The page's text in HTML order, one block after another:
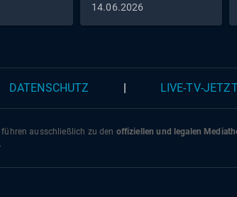
Curaçao
14.06.2026
DATENSCHUTZ LIVE-TV-
ausschließlich zu den offiziellen und legalen
.